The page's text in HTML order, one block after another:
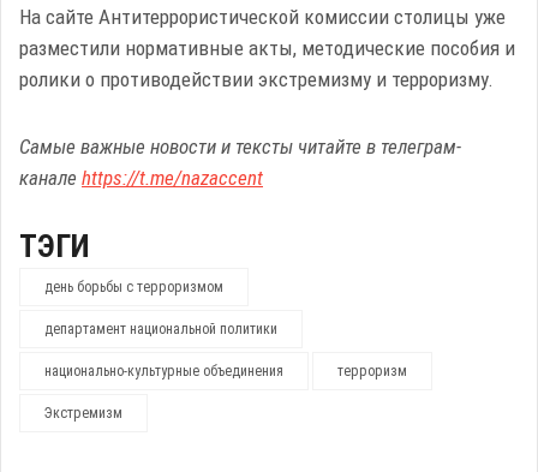
На сайте Антитеррористической комиссии столицы уже
разместили нормативные акты, методические пособия и
ролики о противодействии экстремизму и терроризму.
Самые важные новости и тексты читайте в телеграм-
канале https://t.me/nazaccent
ТЭГИ
день борьбы с терроризмом
департамент национальной политики
национально-культурные объединения терроризм
Экстремизм